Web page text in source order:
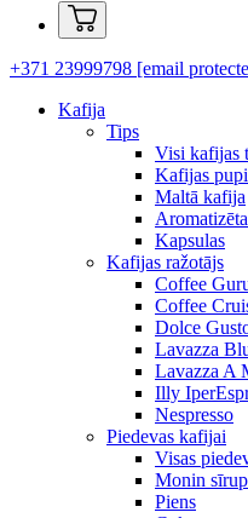
+371 23999798 [email
Kafija
Tips
Visi kafijas
Kafijas
Maltā kafija
Kapsulas
Kafijas ražotājs
Coffee
Coffee
Dolce
Lavazza
Lavazza A
Illy
Nespresso
Piedevas kafijai
Visas
Monin
Piens